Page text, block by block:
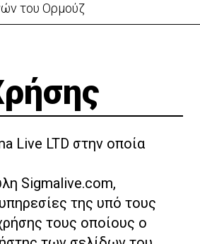
του Ορμούζ
Live LTD στην οποία
Sigmalive.com,
της υπό τους
τους οποίους ο